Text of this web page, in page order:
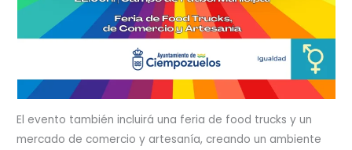
El evento también incluirá una feria de food trucks y un
mercado de comercio y artesanía, creando un ambiente